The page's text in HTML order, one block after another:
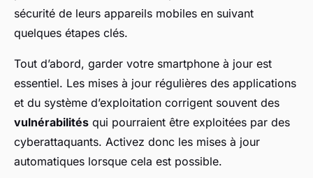
sécurité de leurs appareils mobiles en suivant
quelques étapes clés.
Tout d’abord, garder votre smartphone à jour est
essentiel. Les mises à jour régulières des applications
et du système d’exploitation corrigent souvent des
vulnérabilités qui pourraient être exploitées par des
cyberattaquants. Activez donc les mises à jour
automatiques lorsque cela est possible.